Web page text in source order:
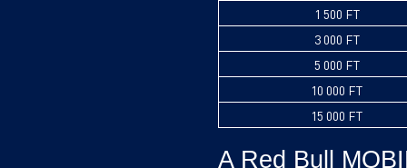
1 500 FT
3 000 FT
5 000 FT
10 000 FT
15 000 FT
A Red Bull